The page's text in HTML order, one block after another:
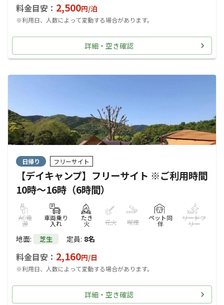
料金目安： 2,500円/泊
※利用日、人数によって変動する場合があります。
詳細・空き確認
日帰り フリーサイト
【デイキャンプ】フリーサイト ※ご利用時間
10時～16時（6時間）
AC電
源
車両乗り
入れ
たき
火 花火 喫煙
ペット同
伴
リードフ
リー
地面: 芝生 定員: 8名
料金目安： 2,160円/日
※利用日、人数によって変動する場合があります。
詳細・空き確認